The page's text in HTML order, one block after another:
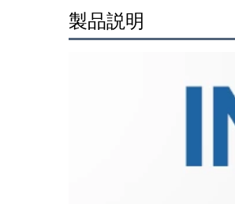
製品説明